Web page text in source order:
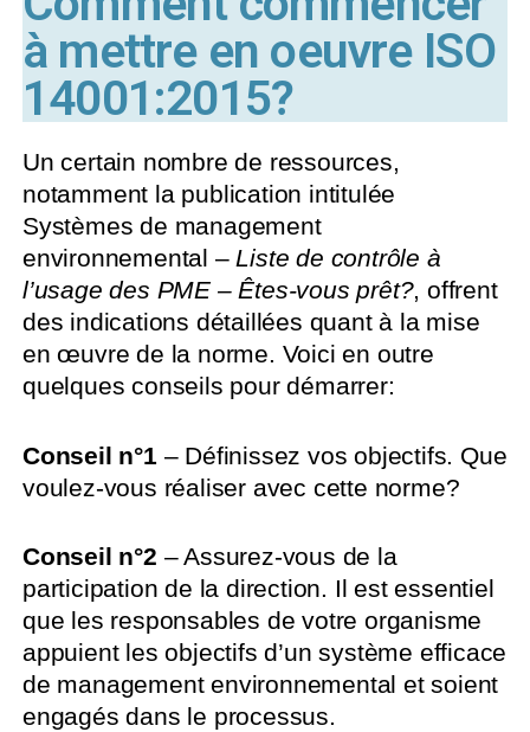
à mettre en oeuvre ISO
14001:2015?
Un certain nombre de ressources,
notamment la publication intitulée
Systèmes de management
environnemental –Liste de contrôle à
l’usage des PME – Êtes-vous prêt?, offrent
des indications détaillées quant à la mise
en œuvre de la norme. Voici en outre
quelques conseils pour démarrer:
Conseil n°1– Définissez vos objectifs. Que
voulez-vous réaliser avec cette norme?
Conseil n°2 – Assurez-vous de la
participation de la direction. Il est essentiel
que les responsables de votre organisme
appuient les objectifs d’un système efficace
de management environnemental et soient
engagés dans le processus.